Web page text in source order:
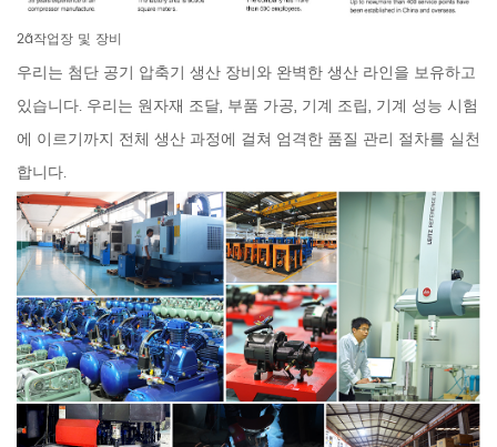
2ã작업장 및 장비
우리는 첨단 공기 압축기 생산 장비와 완벽한 생산 라인을 보유하고
있습니다. 우리는 원자재 조달, 부품 가공, 기계 조립, 기계 성능 시험
에 이르기까지 전체 생산 과정에 걸쳐 엄격한 품질 관리 절차를 실천
합니다.